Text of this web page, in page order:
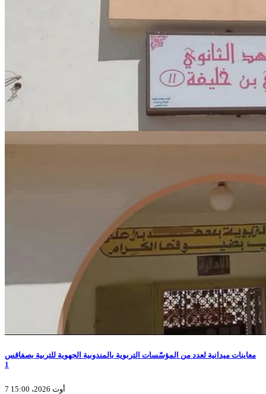
معاينات ميدانية لعدد من المؤسّسات التربوية بالمندوبية الجهوية للتربية بصفاقس
1
7 أوت 2026، 15:00